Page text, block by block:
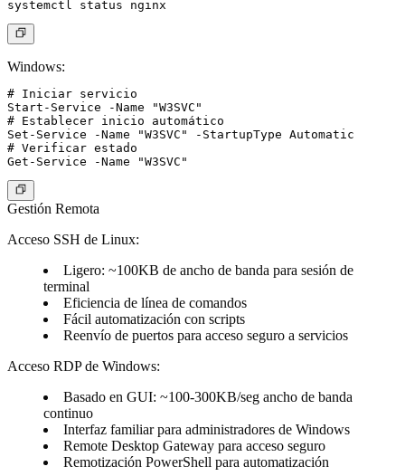
Windows:
# Iniciar servicio
Start-Service -Name "W3SVC"
# Establecer inicio automático
Set-Service -Name "W3SVC" -StartupType Automatic
# Verificar estado
Gestión Remota
Acceso SSH de Linux:
Ligero: ~100KB de ancho de banda para sesión de
terminal
Eficiencia de línea de comandos
Fácil automatización con scripts
Reenvío de puertos para acceso seguro a servicios
Acceso RDP de Windows:
Basado en GUI: ~100-300KB/seg ancho de banda
continuo
Interfaz familiar para administradores de Windows
Remote Desktop Gateway para acceso seguro
Remotización PowerShell para automatización